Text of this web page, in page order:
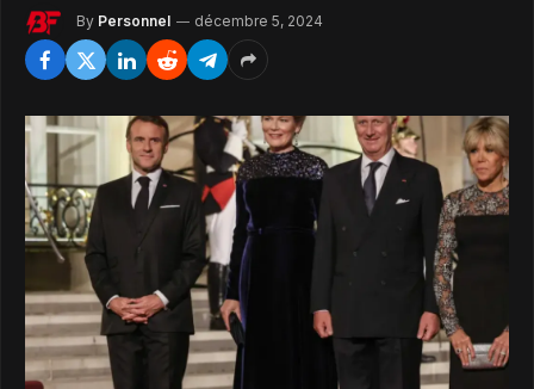
By Personnel décembre 5, 2024